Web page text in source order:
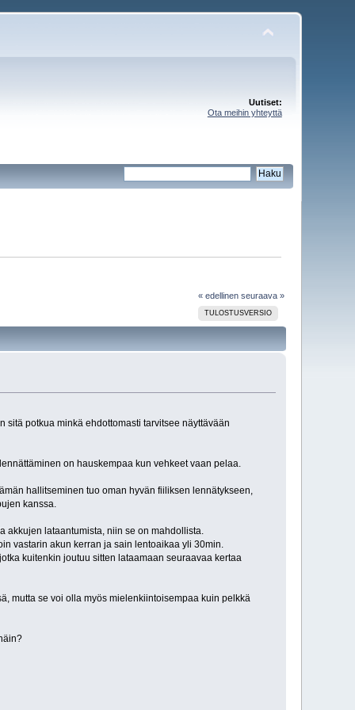
Uutiset:
Ota meihin yhteyttä
« edellinen seuraava »
TULOSTUSVERSIO
sitä potkua minkä ehdottomasti tarvitsee näyttävään
on hauskempaa kun vehkeet vaan pelaa.
hallitseminen tuo oman hyvän fiiliksen lennätykseen,
kanssa.
lataantumista, niin se on mahdollista.
vastarin akun kerran ja sain lentoaikaa yli 30min.
kuitenkin joutuu sitten lataamaan seuraavaa kertaa
mutta se voi olla myös mielenkiintoisempaa kuin pelkkä